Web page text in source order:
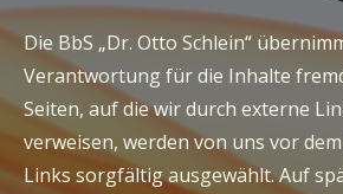
Die BbS „Dr. Otto Schlein“
Verantwortung für die Inhalte
Seiten, auf die wir durch externe
verweisen, werden von uns vor
Links sorgfältig ausgewählt. Auf